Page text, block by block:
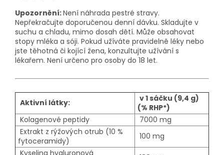
Upozornění:Není náhrada pestré stravy.
Nepřekračujte doporučenou denní dávku. Skladujte v
suchu a chladu, mimo dosah dětí. Může obsahovat
stopy mléka a sóji. Pokud užíváte pravidelně léky nebo
jste těhotná či kojící žena, konzultujte užívání s
lékařem. Není určeno pro osoby do 18 let.
Aktivní látky:
v 1 sáčku (9,4 g)
(% RHP*)
Kolagenové peptidy
7000 mg
Extrakt z rýžových otrub (10 %
fytoceramidy)
100 mg